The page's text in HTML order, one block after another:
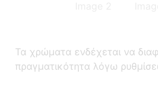
Τα χρώματα ενδέχεται να
πραγματικότητα λόγω